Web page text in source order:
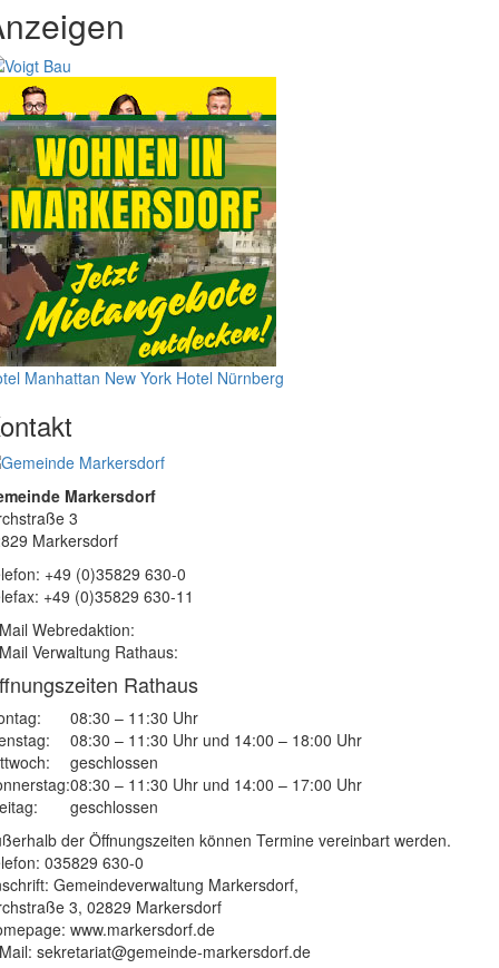
Manhattan New York Hotel Nürnberg
Markersdorf
3
Markersdorf
+49 (0)35829 630-0
+49 (0)35829 630-11
Webredaktion:
Verwaltung Rathaus:
Rathaus
08:30 – 11:30 Uhr
08:30 – 11:30 Uhr und 14:00 – 18:00 Uhr
geschlossen
08:30 – 11:30 Uhr und 14:00 – 17:00 Uhr
geschlossen
der Öffnungszeiten können Termine vereinbart werden.
035829 630-0
Gemeindeverwaltung Markersdorf,
3, 02829 Markersdorf
www.markersdorf.de
sekretariat@gemeinde-markersdorf.de